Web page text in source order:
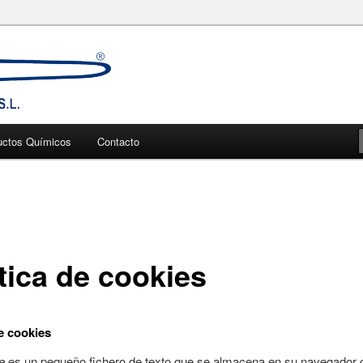
la construcción
Químicos Contacto
de cookies
cookies